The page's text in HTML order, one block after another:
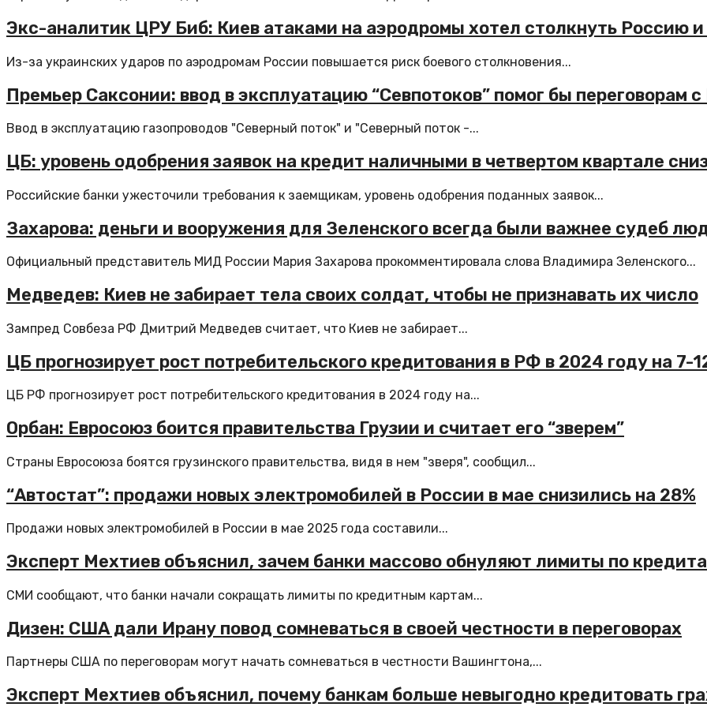
Экс-аналитик ЦРУ Биб: Киев атаками на аэродромы хотел столкнуть Россию
Из-за украинских ударов по аэродромам России повышается риск боевого столкновения...
Премьер Саксонии: ввод в эксплуатацию “Севпотоков” помог бы переговорам
Ввод в эксплуатацию газопроводов "Северный поток" и "Северный поток -...
ЦБ: уровень одобрения заявок на кредит наличными в четвертом квартале
Российские банки ужесточили требования к заемщикам, уровень одобрения поданных заявок...
Захарова: деньги и вооружения для Зеленского всегда были важнее судеб
Официальный представитель МИД России Мария Захарова прокомментировала слова Владимира Зеленского...
Медведев: Киев не забирает тела своих солдат, чтобы не признавать их число
Зампред Совбеза РФ Дмитрий Медведев считает, что Киев не забирает...
ЦБ прогнозирует рост потребительского кредитования в РФ в 2024 году на 7-
ЦБ РФ прогнозирует рост потребительского кредитования в 2024 году на...
Орбан: Евросоюз боится правительства Грузии и считает его “зверем”
Страны Евросоюза боятся грузинского правительства, видя в нем "зверя", сообщил...
“Автостат”: продажи новых электромобилей в России в мае снизились на 28%
Продажи новых электромобилей в России в мае 2025 года составили...
Эксперт Мехтиев объяснил, зачем банки массово обнуляют лимиты по
СМИ сообщают, что банки начали сокращать лимиты по кредитным картам...
Дизен: США дали Ирану повод сомневаться в своей честности в переговорах
Партнеры США по переговорам могут начать сомневаться в честности Вашингтона,...
Эксперт Мехтиев объяснил, почему банкам больше невыгодно кредитовать